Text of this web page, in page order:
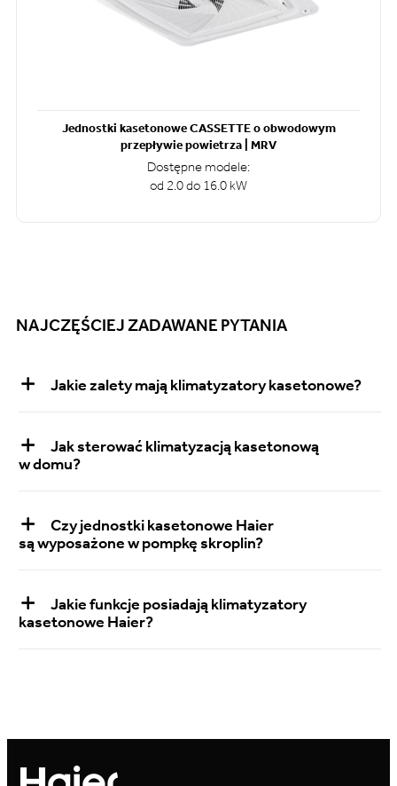
Jednostki kasetonowe CASSETTE o obwodowym
przepływie powietrza | MRV
Dostępne modele:
od 2.0 do 16.0 kW
NAJCZĘŚCIEJ ZADAWANE PYTANIA
Jakie zalety mają klimatyzatory kasetonowe?
Jak sterować klimatyzacją kasetonową
w domu?
Czy jednostki kasetonowe Haier
są wyposażone w pompkę skroplin?
Jakie funkcje posiadają klimatyzatory
kasetonowe Haier?